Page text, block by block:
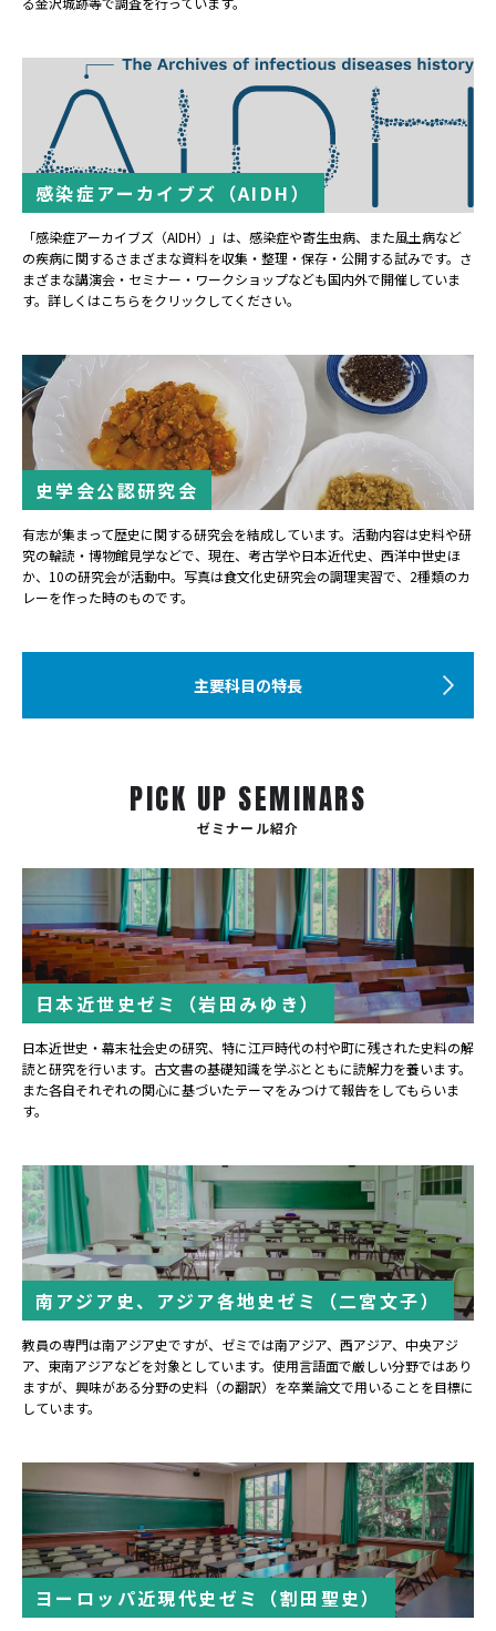
感染症アーカイブズ（AIDH）
「感染症アーカイブズ（AIDH）」は、感染症や寄生虫病、また風土病など
の疾病に関するさまざまな資料を収集・整理・保存・公開する試みです。さ
まざまな講演会・セミナー・ワークショップなども国内外で開催していま
す。詳しくはこちらをクリックしてください。
史学会公認研究会
有志が集まって歴史に関する研究会を結成しています。活動内容は史料や研
究の輪読・博物館見学などで、現在、考古学や日本近代史、西洋中世史ほ
か、10の研究会が活動中。写真は食文化史研究会の調理実習で、2種類のカ
レーを作った時のものです。
主要科目の特長
PICK UP SEMINARS
ゼミナール紹介
日本近世史ゼミ（岩田みゆき）
日本近世史・幕末社会史の研究、特に江戸時代の村や町に残された史料の解
読と研究を行います。古文書の基礎知識を学ぶとともに読解力を養います。
また各自それぞれの関心に基づいたテーマをみつけて報告をしてもらいま
す。
南アジア史、アジア各地史ゼミ（二宮文子）
教員の専門は南アジア史ですが、ゼミでは南アジア、西アジア、中央アジ
ア、東南アジアなどを対象としています。使用言語面で厳しい分野ではあり
ますが、興味がある分野の史料（の翻訳）を卒業論文で用いることを目標に
しています。
ヨーロッパ近現代史ゼミ（割田聖史）